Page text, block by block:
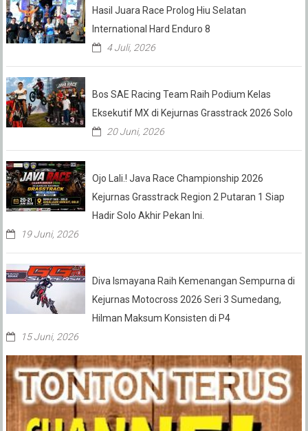
Hasil Juara Race Prolog Hiu Selatan
International Hard Enduro 8
4 Juli, 2026
Bos SAE Racing Team Raih Podium Kelas
Eksekutif MX di Kejurnas Grasstrack 2026 Solo
20 Juni, 2026
Ojo Lali.! Java Race Championship 2026
Kejurnas Grasstrack Region 2 Putaran 1 Siap
Hadir Solo Akhir Pekan Ini.
19 Juni, 2026
Diva Ismayana Raih Kemenangan Sempurna di
Kejurnas Motocross 2026 Seri 3 Sumedang,
Hilman Maksum Konsisten di P4
15 Juni, 2026